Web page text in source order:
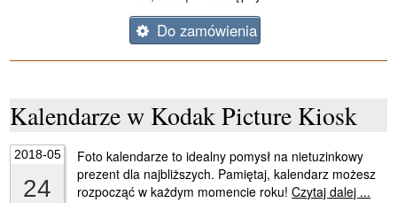
Do zamówienia
Kalendarze w Kodak Picture Kiosk
2018-05
24
Foto kalendarze to idealny pomysł na nietuzinkowy
prezent dla najbliższych. Pamiętaj, kalendarz możesz
rozpocząć w każdym momencie roku!Czytaj dalej ...